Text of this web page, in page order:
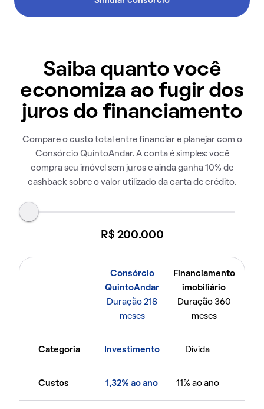
Saiba quanto você
economiza ao fugir dos
juros do financiamento
Compare o custo total entre financiar e planejar com o
Consórcio QuintoAndar. A conta é simples: você
compra seu imóvel sem juros e ainda ganha 10% de
cashback sobre o valor utilizado da carta de crédito.
R$ 200.000
Consórcio
QuintoAndar
Duração 218
meses
Financiamento
imobiliário
Duração 360
meses
Categoria Investimento Dívida
Custos 1,32% ao ano 11% ao ano